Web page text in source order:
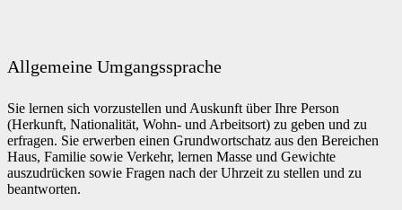
Allgemeine Umgangssprache
Sie lernen sich vorzustellen und Auskunft über Ihre Person
(Herkunft, Nationalität, Wohn- und Arbeitsort) zu geben und zu
erfragen. Sie erwerben einen Grundwortschatz aus den Bereichen
Haus, Familie sowie Verkehr, lernen Masse und Gewichte
auszudrücken sowie Fragen nach der Uhrzeit zu stellen und zu
beantworten.